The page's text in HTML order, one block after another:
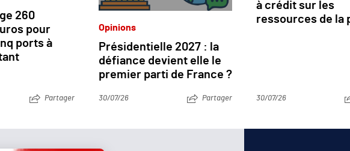
260
pour
ports à
Partager
Opinions
Présidentielle 2027 : la
défiance devient elle le
premier parti de France ?
30/07/26 Partager
à crédit sur les
ressources de la
30/07/26